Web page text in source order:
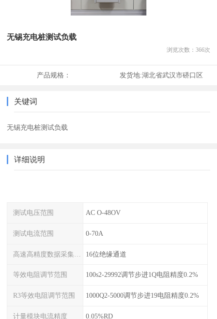
无锡充电桩测试负载
浏览次数： 366次
产品规格： 发货地:湖北省武汉市硚口区
关键词
无锡充电桩测试负载
详细说明
测试电压范围 AC O-48OV
测试电流范围 0-70A
16位绝缘通道
等效电阻调节范围 100s2-29992调节步进1Q电阻精度0.2%
R3等效电阻调节范围 1000Q2-5000调节步进19电阻精度0.2%
计量模块电流精度 0.05%RD